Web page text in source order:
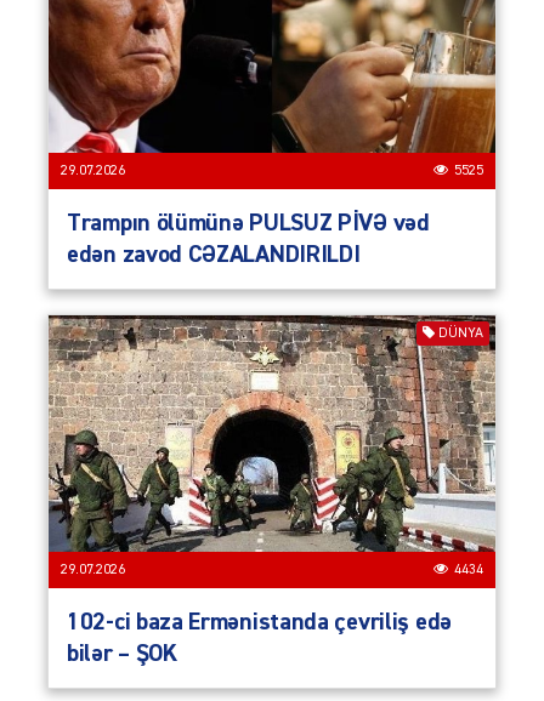
29.07.2026 5525
Trampın ölümünə PULSUZ PİVƏ vəd
edən zavod CƏZALANDIRILDI
DÜNYA
29.07.2026 4434
102-ci baza Ermənistanda çevriliş edə
bilər – ŞOK